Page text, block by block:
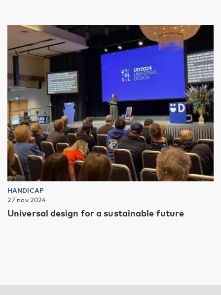
HANDICAP
27 nov 2024
Universal design for a sustainable future